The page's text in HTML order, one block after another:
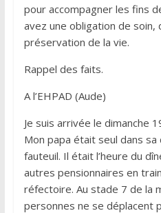
pour accompagner les fins
avez une obligation de
préservation de la vie.
Rappel des faits.
A l’EHPAD (Aude)
Je suis arrivée le dimanche
Mon papa était seul dans
fauteuil. Il était l’heure du
autres pensionnaires en
réfectoire. Au stade 7 de la
personnes ne se déplacent